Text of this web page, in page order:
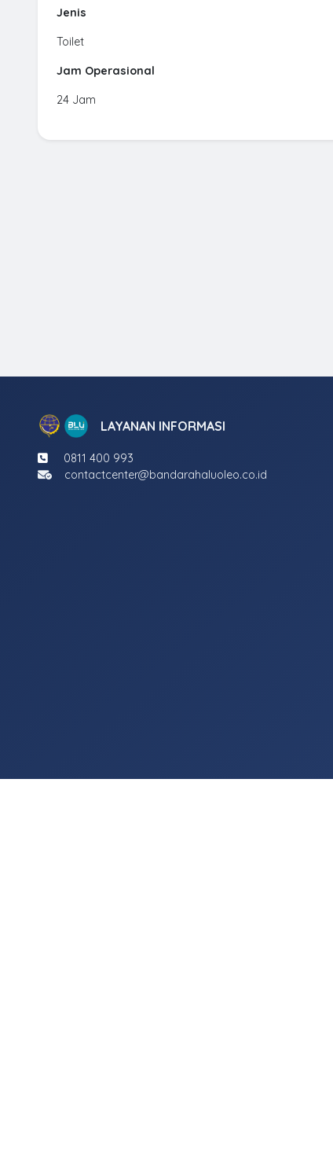
Jenis
Toilet
Jam Operasional
24 Jam
LAYANAN INFORMASI
0811 400 993
contactcenter@bandarahaluoleo.co.id